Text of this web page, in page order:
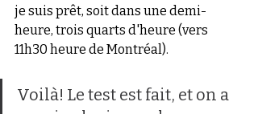
je suis prêt, soit dans une demi-
heure, trois quarts d'heure (vers
11h30 heure de Montréal).
Voilà! Le test est fait, et on a